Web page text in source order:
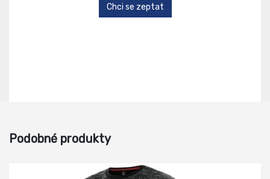
Chci se zeptat
Podobné produkty